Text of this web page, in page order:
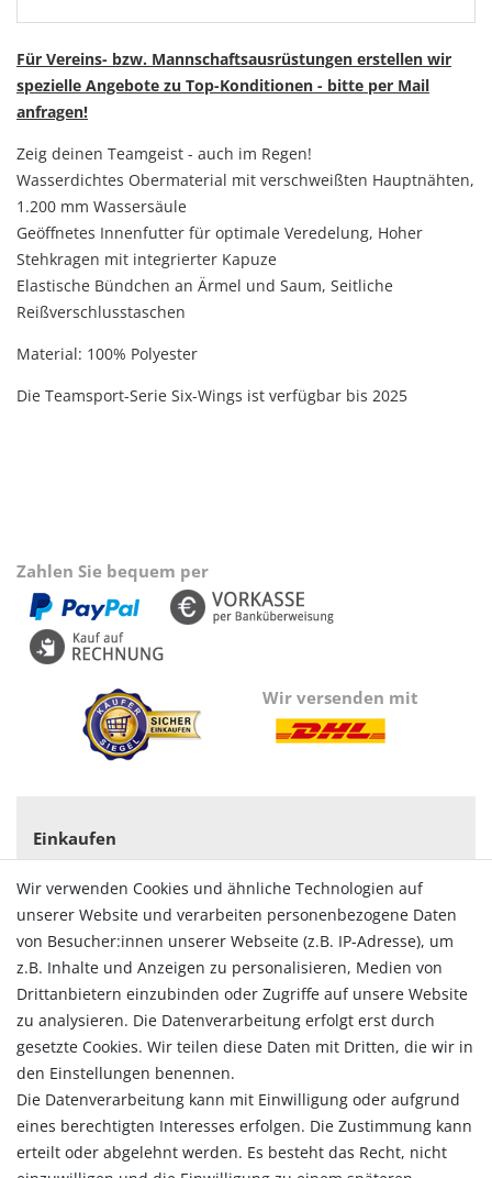
Für Vereins- bzw. Mannschaftsausrüstungen erstellen wir
spezielle Angebote zu Top-Konditionen - bitte per Mail
anfragen!
Zeig deinen Teamgeist - auch im Regen!
Wasserdichtes Obermaterial mit verschweißten Hauptnähten,
1.200 mm Wassersäule
Geöffnetes Innenfutter für optimale Veredelung, Hoher
Stehkragen mit integrierter Kapuze
Elastische Bündchen an Ärmel und Saum, Seitliche
Reißverschlusstaschen
Material: 100% Polyester
Die Teamsport-Serie Six-Wings ist verfügbar bis 2025
Zahlen Sie bequem per
Wir versenden mit
Einkaufen
Zahlungsarten
Versandarten & -kosten
Widerrufsrecht
Vertrag widerrufen
Konto
Login
Registrieren
Warenkorb
Zur Kasse
Allgemein
Kontakt
Wir verwenden Cookies und ähnliche Technologien auf
unserer Website und verarbeiten personenbezogene Daten
von Besucher:innen unserer Webseite (z.B. IP-Adresse), um
z.B. Inhalte und Anzeigen zu personalisieren, Medien von
Drittanbietern einzubinden oder Zugriffe auf unsere Website
zu analysieren. Die Datenverarbeitung erfolgt erst durch
gesetzte Cookies. Wir teilen diese Daten mit Dritten, die wir in
den Einstellungen benennen.
Die Datenverarbeitung kann mit Einwilligung oder aufgrund
eines berechtigten Interesses erfolgen. Die Zustimmung kann
erteilt oder abgelehnt werden. Es besteht das Recht, nicht